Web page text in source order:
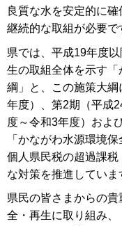
良質な水を安定的に
継続的な取組が必要で
県では、平成19年度
生の取組全体を示す
綱」と、この施策大
年度）、第2期（平成
度～令和3年度）およ
「かながわ水源環境
個人県民税の超過課税
な対策を推進していま
県民の皆さまからの
全・再生に取り組み